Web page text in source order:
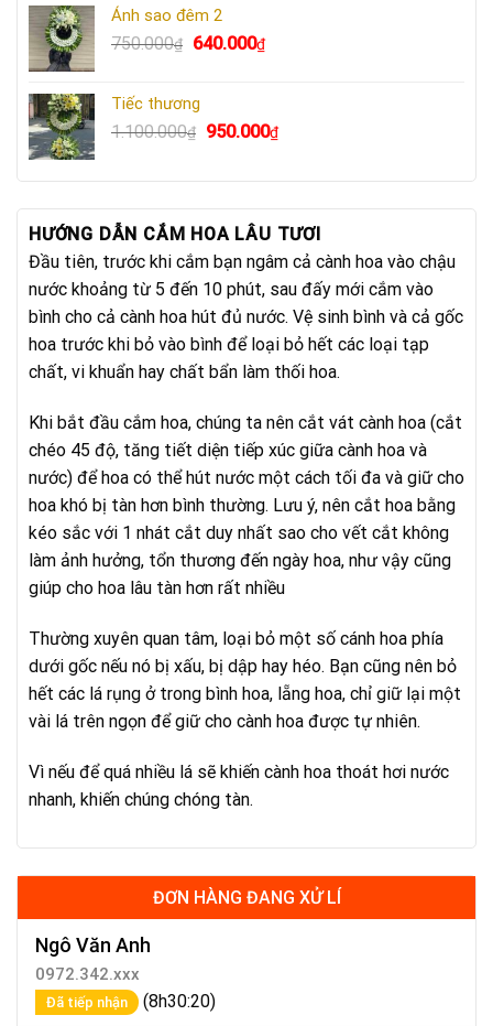
750.000₫.
640.000₫.
Ánh sao đêm 2
750.000₫
Giá
750.000₫.
640.000₫Giá
640.000₫.
Tiếc thương
1.100.000₫
Giá
là:
950.000₫Giá
tại
950.000₫.
HƯỚNG DẪN CẮM HOA LÂU TƯƠI
Đầu tiên, trước khi cắm bạn ngâm cả cành hoa vào chậu
nước khoảng từ 5 đến 10 phút, sau đấy mới cắm vào
bình cho cả cành hoa hút đủ nước. Vệ sinh bình và cả gốc
hoa trước khi bỏ vào bình để loại bỏ hết các loại tạp
chất, vi khuẩn hay chất bẩn làm thối hoa.
Khi bắt đầu cắm hoa, chúng ta nên cắt vát cành hoa (cắt
chéo 45 độ, tăng tiết diện tiếp xúc giữa cành hoa và
nước) để hoa có thể hút nước một cách tối đa và giữ cho
hoa khó bị tàn hơn bình thường. Lưu ý, nên cắt hoa bằng
kéo sắc với 1 nhát cắt duy nhất sao cho vết cắt không
làm ảnh hưởng, tổn thương đến ngày hoa, như vậy cũng
giúp cho hoa lâu tàn hơn rất nhiều
Thường xuyên quan tâm, loại bỏ một số cánh hoa phía
dưới gốc nếu nó bị xấu, bị dập hay héo. Bạn cũng nên bỏ
hết các lá rụng ở trong bình hoa, lẵng hoa, chỉ giữ lại một
vài lá trên ngọn để giữ cho cành hoa được tự nhiên.
Vì nếu để quá nhiều lá sẽ khiến cành hoa thoát hơi nước
nhanh, khiến chúng chóng tàn.
ĐƠN HÀNG ĐANG XỬ LÍ
Ngô Văn Anh
0972.342.xxx
Đã tiếp nhận (8h30:20)